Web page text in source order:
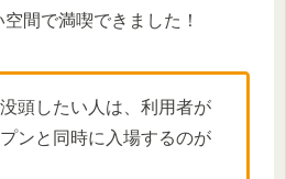
間で満喫できました！
頭したい人は、利用者が
ンと同時に入場するのが